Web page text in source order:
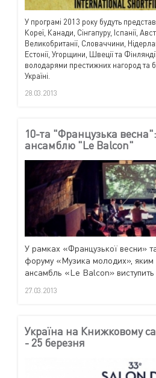
У програмі 2013 року будуть
Кореї, Канади, Сінгапуру, Іспанії,
Великобританії, Словаччини,
Естонії, Угорщини, Швеції та
володарями престижних нагород та
Україні.
28.03.2013
10-та "Французька
ансамблю "Le Balcon"
У рамках «Французької весни»
форуму «Музика молодих», яким
ансамбль «Le Balcon» виступить
27.03.2013
Україна на Книжковому
- 25 березня